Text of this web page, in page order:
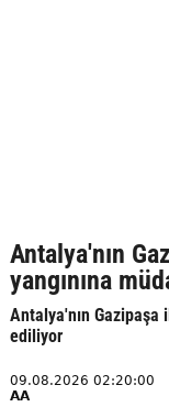
Antalya'nın
yangınına
Antalya'nın Gazipaşa
ediliyor
09.08.2026 02:20:00
AA